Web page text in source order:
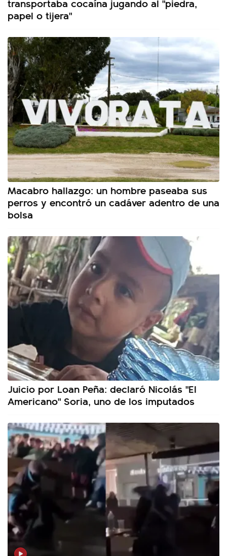
transportaba cocaína jugando al "piedra,
papel o tijera"
Macabro hallazgo: un hombre paseaba sus
perros y encontró un cadáver adentro de una
bolsa
Juicio por Loan Peña: declaró Nicolás "El
Americano" Soria, uno de los imputados